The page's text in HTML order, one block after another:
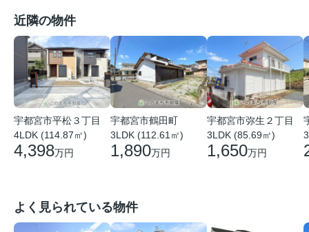
近隣の物件
宇都宮市平松３丁目
4LDK (114.87㎡)
4,398万円
宇都宮市鶴田町
3LDK (112.61㎡)
1,890万円
宇都宮市弥生２丁目
3LDK (85.69㎡)
1,650万円
よく見られている物件